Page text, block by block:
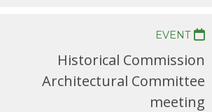
Historical Commission
Architectural Committee
meeting